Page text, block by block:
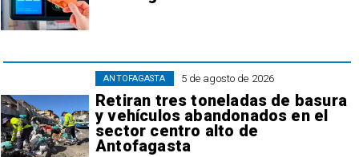
5 de agosto de 2026
Retiran tres toneladas de basura
y vehículos abandonados en el
sector centro alto de
Antofagasta
ANTOFAGASTA